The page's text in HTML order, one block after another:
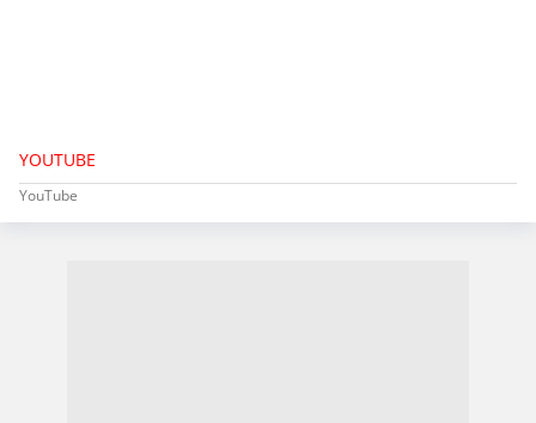
YOUTUBE
YouTube